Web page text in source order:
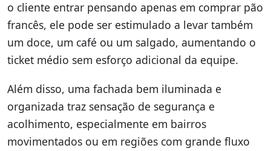
o cliente entrar pensando apenas em comprar pão
francês, ele pode ser estimulado a levar também
um doce, um café ou um salgado, aumentando o
ticket médio sem esforço adicional da equipe.
Além disso, uma fachada bem iluminada e
organizada traz sensação de segurança e
acolhimento, especialmente em bairros
movimentados ou em regiões com grande fluxo